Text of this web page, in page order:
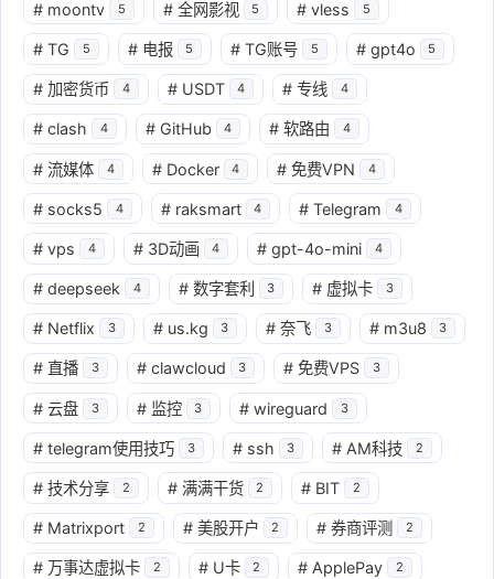
# moontv 5 # 全网影视 5 # vless 5
# TG 5 # 电报 5 # TG账号 5 # gpt4o 5
# 加密货币 4 # USDT 4 # 专线 4
# clash 4 # GitHub 4 # 软路由 4
# 流媒体 4 # Docker 4 # 免费VPN 4
# socks5 4 # raksmart 4 # Telegram 4
# vps 4 # 3D动画 4 # gpt-4o-mini 4
# deepseek 4 # 数字套利 3 # 虚拟卡 3
# Netflix 3 # us.kg 3 # 奈飞 3 # m3u8 3
# 直播 3 # clawcloud 3 # 免费VPS 3
# 云盘 3 # 监控 3 # wireguard 3
# telegram使用技巧 3 # ssh 3 # AM科技 2
# 技术分享 2 # 满满干货 2 # BIT 2
# Matrixport 2 # 美股开户 2 # 券商评测 2
# 万事达虚拟卡 2 # U卡 2 # ApplePay 2